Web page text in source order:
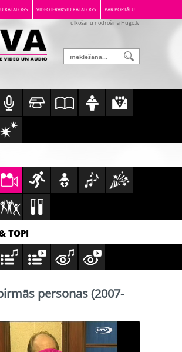
KATALOGS VIDEO IERAKSTU KATALOGS PAR PORTĀLU
Tulkošanu nodrošina Hugo.lv
TOPI
personas (2007-